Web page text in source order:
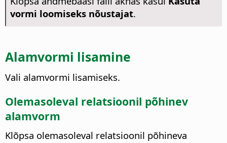
vormi loomiseks nõustajat.
Alamvormi lisamine
Vali alamvormi lisamiseks.
Olemasoleval relatsioonil põhinev
alamvorm
Klõpsa olemasoleval relatsioonil põhineva